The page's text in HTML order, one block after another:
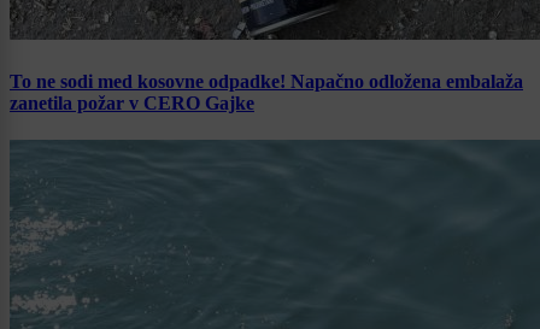
To ne sodi med kosovne odpadke! Napačno odložena embalaža
zanetila požar v CERO Gajke